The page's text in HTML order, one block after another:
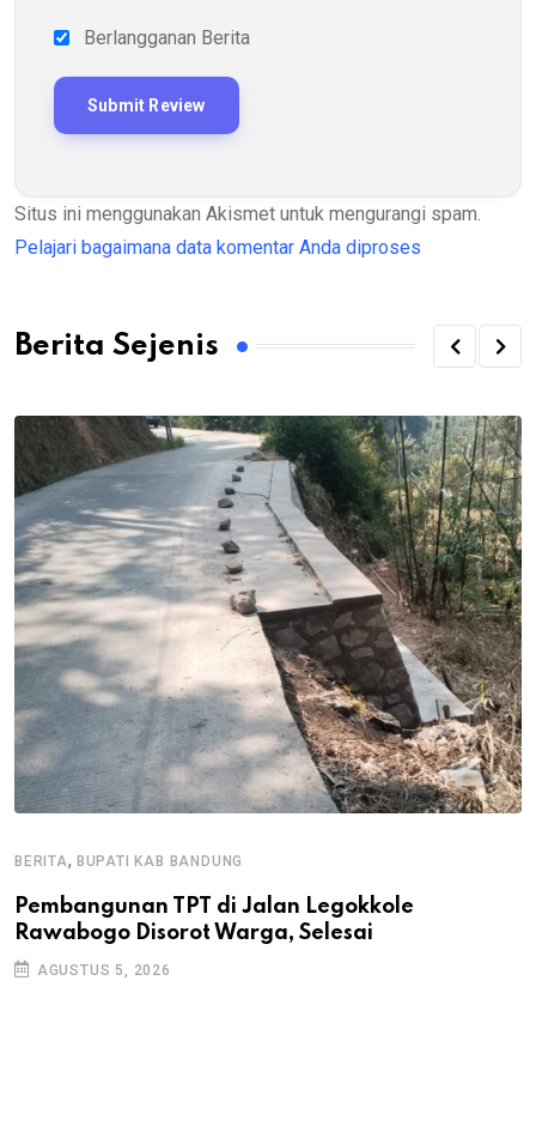
Berlangganan Berita
Situs ini menggunakan Akismet untuk mengurangi spam.
Pelajari bagaimana data komentar Anda diproses
Berita Sejenis
BERITA, BUPATI KAB BANDUNG
Pembangunan TPT di Jalan Legokkole
Rawabogo Disorot Warga, Selesai
AGUSTUS 5, 2026